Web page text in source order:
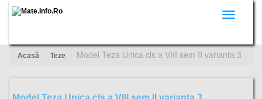
Toggle
Acasă Teze Model Teza Unica cls a VIII sem II varianta 3